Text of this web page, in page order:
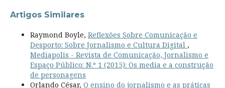
Artigos Similares
Raymond Boyle, Reflexões Sobre Comunicação e
Desporto: Sobre Jornalismo e Cultura Digital ,
Mediapolis - Revista de Comunicação, Jornalismo e
Espaço Público: N.º 1 (2015): Os media e a construção
de personagens
Orlando César, O ensino do jornalismo e as práticas